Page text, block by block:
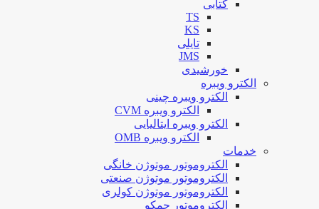
کتابی
TS
KS
تایلی
JMS
خورشیدی
الکترو ویبره
الکترو ویبره چینی
الکترو ویبره CVM
الکترو ویبره ایتالیایی
الکترو ویبره OMB
خدمات
الکتروموتور موتوژن خانگی
الکتروموتور موتوژن صنعتی
الکتروموتور موتوژن کولری
الکتروموتور جمکو